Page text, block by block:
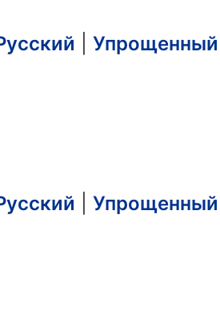
Упрощенный
Упрощенный